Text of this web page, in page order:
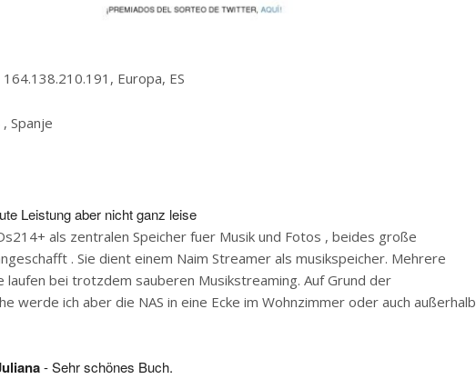
164.138.210.191, Europa, ES
Spanje
Leistung aber nicht ganz leise
als zentralen Speicher fuer Musik und Fotos , beides große
. Sie dient einem Naim Streamer als musikspeicher. Mehrere
laufen bei trotzdem sauberen Musikstreaming. Auf Grund der
werde ich aber die NAS in eine Ecke im Wohnzimmer oder auch außerhalb
- Sehr schönes Buch.